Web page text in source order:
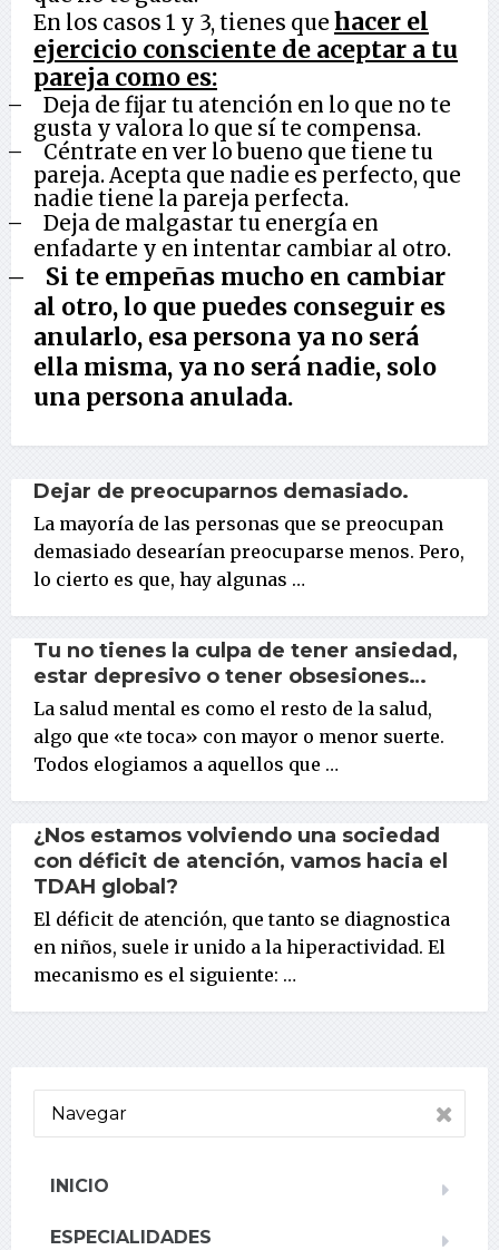
En los casos 1 y 3, tienes que hacer el
ejercicio consciente de aceptar a tu
pareja como es:
–
Deja de fijar tu atención en lo que no te
gusta y valora lo que sí te compensa.
–
Céntrate en ver lo bueno que tiene tu
pareja. Acepta que nadie es perfecto, que
nadie tiene la pareja perfecta.
–
Deja de malgastar tu energía en
enfadarte y en intentar cambiar al otro.
–
Si te empeñas mucho en cambiar
al otro, lo que puedes conseguir es
anularlo, esa persona ya no será
ella misma, ya no será nadie, solo
una persona anulada.
Dejar de preocuparnos demasiado.
La mayoría de las personas que se preocupan
demasiado desearían preocuparse menos. Pero,
lo cierto es que, hay algunas …
Tu no tienes la culpa de tener ansiedad,
estar depresivo o tener obsesiones…
La salud mental es como el resto de la salud,
algo que «te toca» con mayor o menor suerte.
Todos elogiamos a aquellos que …
¿Nos estamos volviendo una sociedad
con déficit de atención, vamos hacia el
TDAH global?
El déficit de atención, que tanto se diagnostica
en niños, suele ir unido a la hiperactividad. El
mecanismo es el siguiente: …
Navegar
INICIO
ESPECIALIDADES